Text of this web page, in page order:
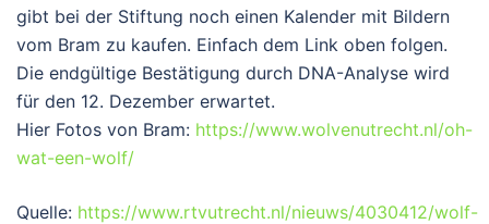
gibt bei der Stiftung noch einen Kalender mit Bildern
vom Bram zu kaufen. Einfach dem Link oben folgen.
Die endgültige Bestätigung durch DNA-Analyse wird
für den 12. Dezember erwartet.
Hier Fotos von Bram: https://www.wolvenutrecht.nl/oh-
wat-een-wolf/
Quelle: https://www.rtvutrecht.nl/nieuws/4030412/wolf-